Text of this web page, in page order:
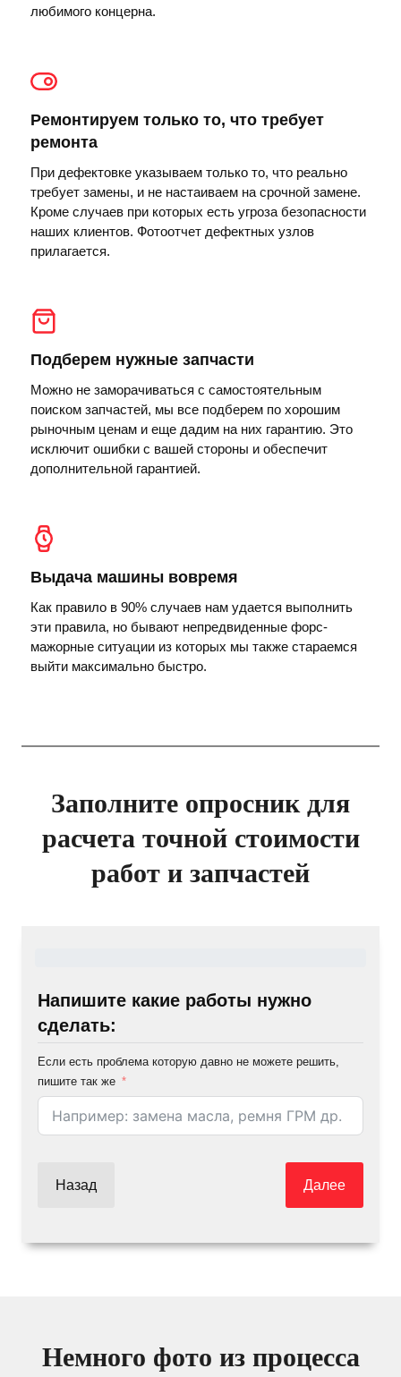
любимого концерна.
Ремонтируем только то, что требует
ремонта
При дефектовке указываем только то, что реально
требует замены, и не настаиваем на срочной замене.
Кроме случаев при которых есть угроза безопасности
наших клиентов. Фотоотчет дефектных узлов
прилагается.
Подберем нужные запчасти
Можно не заморачиваться с самостоятельным
поиском запчастей, мы все подберем по хорошим
рыночным ценам и еще дадим на них гарантию. Это
исключит ошибки с вашей стороны и обеспечит
дополнительной гарантией.
Выдача машины вовремя
Как правило в 90% случаев нам удается выполнить
эти правила, но бывают непредвиденные форс-
мажорные ситуации из которых мы также стараемся
выйти максимально быстро.
Заполните опросник для
расчета точной стоимости
работ и запчастей
Напишите какие работы нужно
сделать:
Если есть проблема которую давно не можете решить,
пишите так же
Назад Далее
Немного фото из процесса